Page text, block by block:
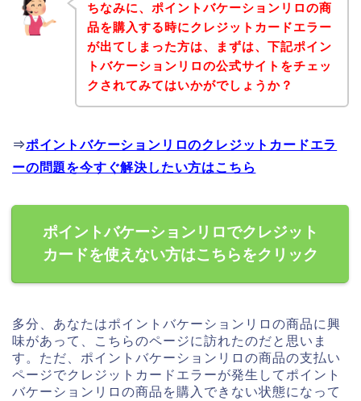
ちなみに、ポイントバケーションリロの商
品を購入する時にクレジットカードエラー
が出てしまった方は、まずは、下記ポイン
トバケーションリロの公式サイトをチェッ
クされてみてはいかがでしょうか？
⇒ポイントバケーションリロのクレジットカードエラ
ーの問題を今すぐ解決したい方はこちら
ポイントバケーションリロでクレジット
カードを使えない方はこちらをクリック
多分、あなたはポイントバケーションリロの商品に興
味があって、こちらのページに訪れたのだと思いま
す。ただ、ポイントバケーションリロの商品の支払い
ページでクレジットカードエラーが発生してポイント
バケーションリロの商品を購入できない状態になって